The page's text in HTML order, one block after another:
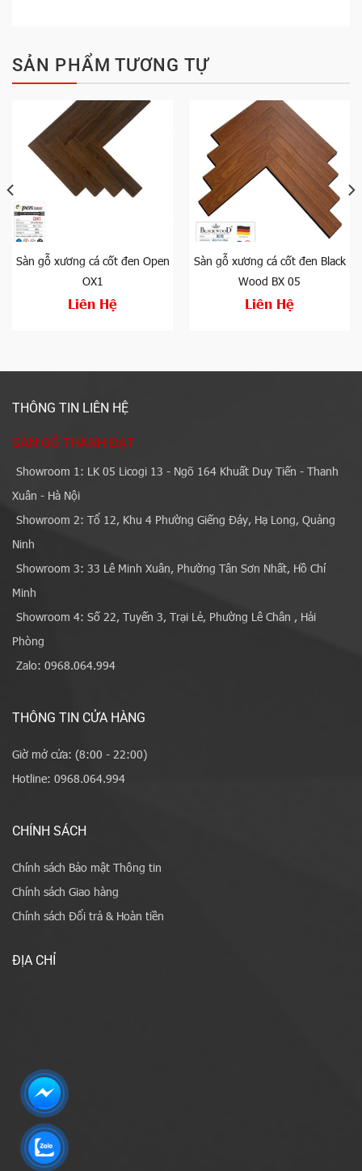
SẢN PHẨM TƯƠNG TỰ
Sàn gỗ xương cá cốt đen Open
OX1
Liên Hệ
Sàn gỗ xương cá cốt đen Black
Wood BX 05
Liên Hệ
THÔNG TIN LIÊN HỆ
SÀN GỖ THÀNH ĐẠT
Showroom 1: LK 05 Licogi 13 - Ngõ 164 Khuất Duy Tiến - Thanh
Xuân - Hà Nội
Showroom 2: Tổ 12, Khu 4 Phường Giếng Đáy, Hạ Long, Quảng
Ninh
Showroom 3: 33 Lê Minh Xuân, Phường Tân Sơn Nhất, Hồ Chí
Minh
Showroom 4: Số 22, Tuyến 3, Trại Lẻ, Phường Lê Chân , Hải
Phòng
Zalo: 0968.064.994
THÔNG TIN CỬA HÀNG
Giờ mở cửa: (8:00 - 22:00)
Hotline: 0968.064.994
CHÍNH SÁCH
Chính sách Bảo mật Thông tin
Chính sách Giao hàng
Chính sách Đổi trả & Hoàn tiền
ĐỊA CHỈ